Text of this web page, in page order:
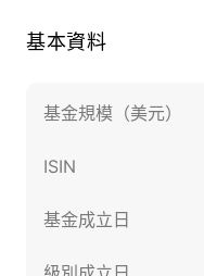
基本資料
基金規模（美元）
ISIN
基金成立日